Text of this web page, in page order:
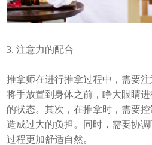
3. 注意力的配合
推拿师在进行推拿过程中，需要
将手放置到身体之前，睁大眼睛
的状态。其次，在推拿时，需要
造成过大的负担。同时，需要协
过程更加舒适自然。